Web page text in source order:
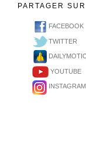
PARTAGER SUR
FACEBOOK
TWITTER
YOUTUBE
INSTAGRAM